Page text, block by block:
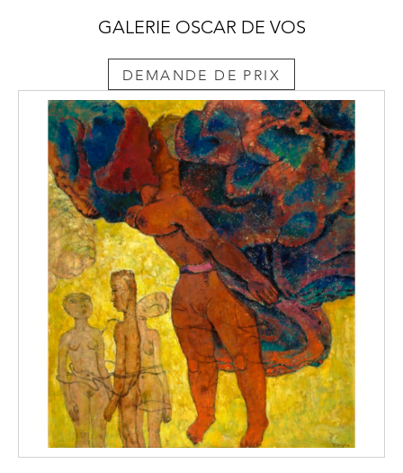
GALERIE OSCAR DE VOS
DEMANDE DE PRIX